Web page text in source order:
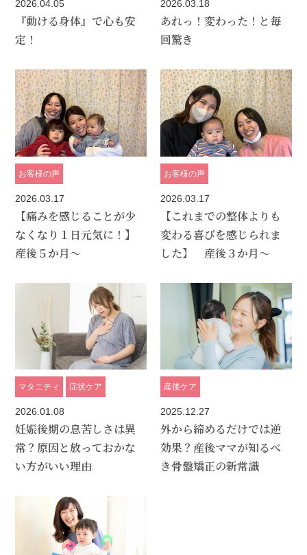
2026.04.05
『動ける身体』で心も安
定！
2026.03.18
あれっ！変わった！と毎
回驚き
お客様の声
2026.03.17
【痛みを感じることが少
なくなり１日元気に！】
産後５か月～
お客様の声
2026.03.17
【これまでの整体よりも
変わる喜びを感じられま
した】 産後３か月～
マタニティ 症状ケア
2026.01.08
妊娠後期の息苦しさは異
常？原因と放っておかな
い方がいい理由
産後ケア
2025.12.27
外から締めるだけでは逆
効果？産後ママが知るべ
き骨盤矯正の新常識